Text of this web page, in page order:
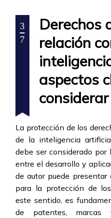
3
7
Derechos
relación
aspectos
considerar
La protección de los
de la inteligencia
debe ser considerado por
entre el desarrollo y
de autor puede presentar
para la protección de
este sentido, es
de patentes,